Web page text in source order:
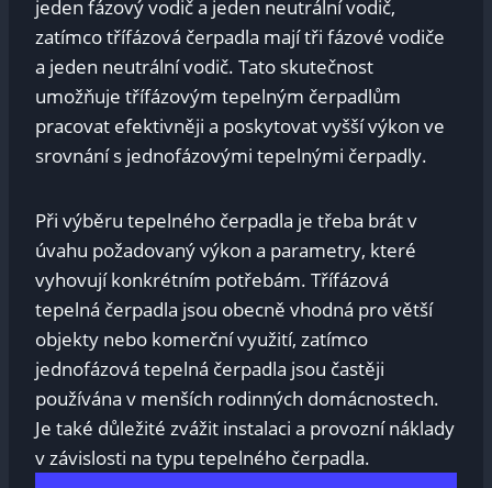
jeden fázový vodič a jeden neutrální vodič,
zatímco třífázová čerpadla mají tři fázové vodiče
a jeden neutrální vodič. Tato skutečnost
umožňuje třífázovým tepelným čerpadlům
pracovat efektivněji a poskytovat vyšší výkon ve
srovnání s jednofázovými tepelnými čerpadly.
Při výběru tepelného čerpadla je třeba brát v
úvahu požadovaný výkon a parametry, které
vyhovují konkrétním potřebám. Třífázová
tepelná čerpadla jsou obecně vhodná pro větší
objekty nebo komerční využití, zatímco
jednofázová tepelná čerpadla jsou častěji
používána v menších rodinných domácnostech.
Je také důležité zvážit instalaci a provozní náklady
v závislosti na typu tepelného čerpadla.